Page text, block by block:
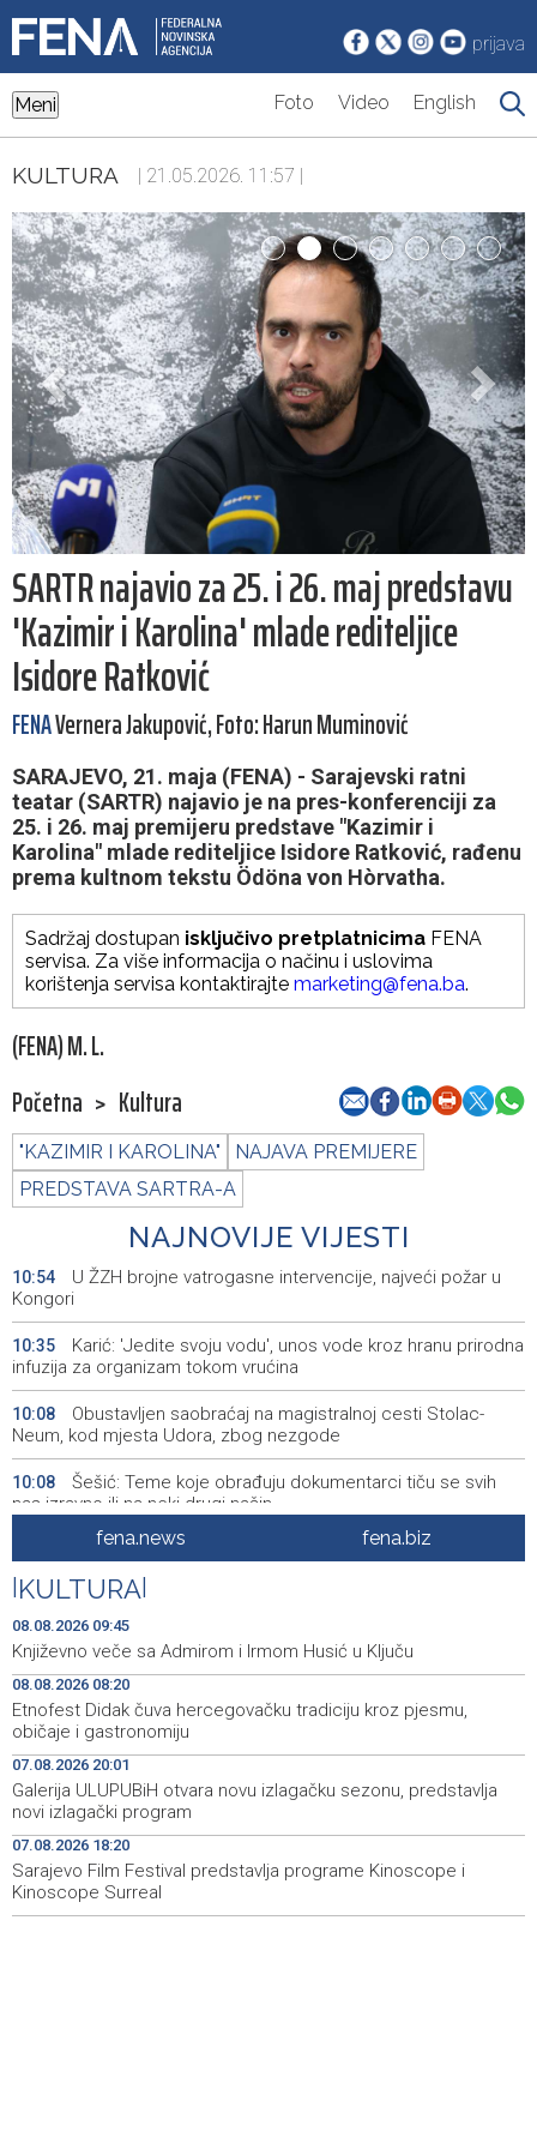
prijava
Meni Foto Video English
KULTURA | 21.05.2026. 11:57 |
SARTR najavio za 25. i 26. maj predstavu
'Kazimir i Karolina' mlade rediteljice
Isidore Ratković
FENAVernera Jakupović, Foto: Harun Muminović
SARAJEVO, 21. maja (FENA) - Sarajevski ratni
teatar (SARTR) najavio je na pres-konferenciji za
25. i 26. maj premijeru predstave "Kazimir i
Karolina" mlade rediteljice Isidore Ratković, rađenu
prema kultnom tekstu Ödöna von Hòrvatha.
Sadržaj dostupan isključivo pretplatnicima FENA
servisa. Za više informacija o načinu i uslovima
korištenja servisa kontaktirajte marketing@fena.ba.
(FENA) M. L.
Početna > Kultura
"KAZIMIR I KAROLINA"
NAJAVA PREMIJERE
PREDSTAVA SARTRA-A
NAJNOVIJE VIJESTI
10:54
U ŽZH brojne vatrogasne intervencije, najveći požar u
Kongori
10:35
Karić: 'Jedite svoju vodu', unos vode kroz hranu prirodna
infuzija za organizam tokom vrućina
10:08
Obustavljen saobraćaj na magistralnoj cesti Stolac-
Neum, kod mjesta Udora, zbog nezgode
10:08
Šešić: Teme koje obrađuju dokumentarci tiču se svih
nas izravno ili na neki drugi način
Stručnjaci - Uz nizak nivo količine vode u rijekama,
najveći problem netretirane komunalne otpadne vode
10:05
U BiH narednih dana sunčano i vruće, na jugu zemlje
temperatura do 41 stepen
10:01
Danas dva susreta nove sezone nogometne WWin lige
BiH
09:50
Jakšić: U četiri godine građanima USK-a vraćeno više od
25 miliona KM po osnovu pravosnažnih presuda
09:45 Književno veče sa Admirom i Irmom Husić u Ključu
09:18
Požar na području Kanjine i Živašnice i dalje aktivan,
angažirani brojni vatrogasci i helikopteri
fena.news fena.biz
KULTURA
08.08.2026 09:45
Književno veče sa Admirom i Irmom Husić u Ključu
08.08.2026 08:20
Etnofest Didak čuva hercegovačku tradiciju kroz pjesmu,
običaje i gastronomiju
07.08.2026 20:01
Galerija ULUPUBiH otvara novu izlagačku sezonu, predstavlja
novi izlagački program
07.08.2026 18:20
Sarajevo Film Festival predstavlja programe Kinoscope i
Kinoscope Surreal